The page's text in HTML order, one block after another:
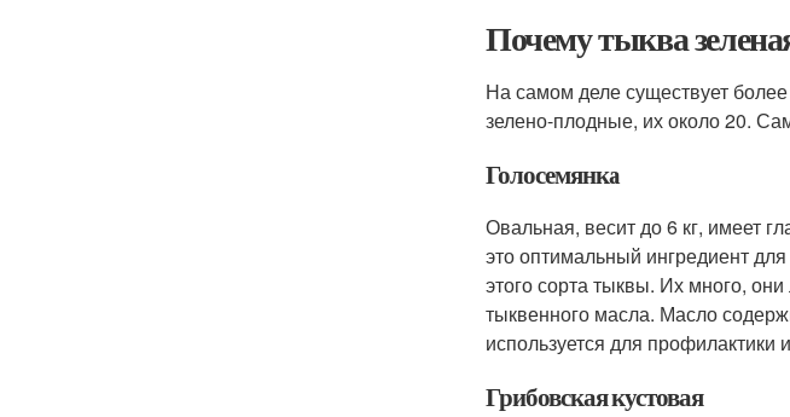
Почему тыква
На самом деле существует
зелено-плодные, их около 20.
Голосемянка
Овальная, весит до 6 кг, имеет
это оптимальный ингредиент
этого сорта тыквы. Их много, они
тыквенного масла. Масло
используется для
Грибовская кустовая